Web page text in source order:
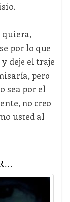
por lo que
deje el traje
pero
sea por el
no creo
usted al